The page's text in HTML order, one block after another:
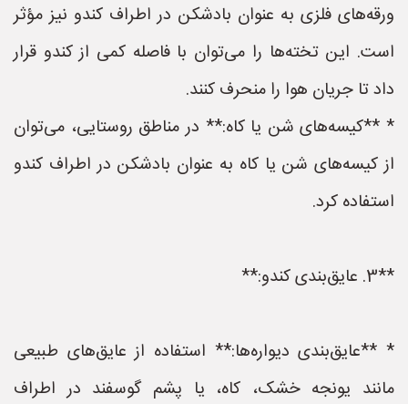
ورقه‌های فلزی به عنوان بادشکن در اطراف کندو نیز مؤثر
است. این تخته‌ها را می‌توان با فاصله کمی از کندو قرار
داد تا جریان هوا را منحرف کنند.
* **کیسه‌های شن یا کاه:** در مناطق روستایی، می‌توان
از کیسه‌های شن یا کاه به عنوان بادشکن در اطراف کندو
استفاده کرد.
**3. عایق‌بندی کندو:**
* **عایق‌بندی دیواره‌ها:** استفاده از عایق‌های طبیعی
مانند یونجه خشک، کاه، یا پشم گوسفند در اطراف